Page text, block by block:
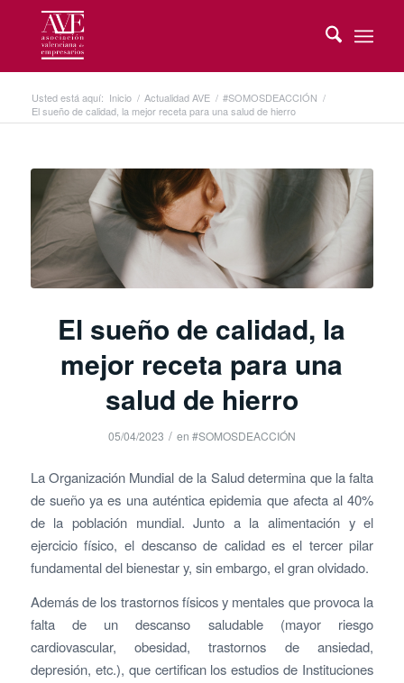
Usted está aquí: Inicio / Actualidad AVE / #SOMOSDEACCIÓN /
El sueño de calidad, la mejor receta para una salud de hierro
El sueño de calidad, la
mejor receta para una
salud de hierro
05/04/2023 / en #SOMOSDEACCIÓN
La Organización Mundial de la Salud determina que la falta
de sueño ya es una auténtica epidemia que afecta al 40%
de la población mundial. Junto a la alimentación y el
ejercicio físico, el descanso de calidad es el tercer pilar
fundamental del bienestar y, sin embargo, el gran olvidado.
Además de los trastornos físicos y mentales que provoca la
falta de un descanso saludable (mayor riesgo
cardiovascular, obesidad, trastornos de ansiedad,
depresión, etc.), que certifican los estudios de Instituciones